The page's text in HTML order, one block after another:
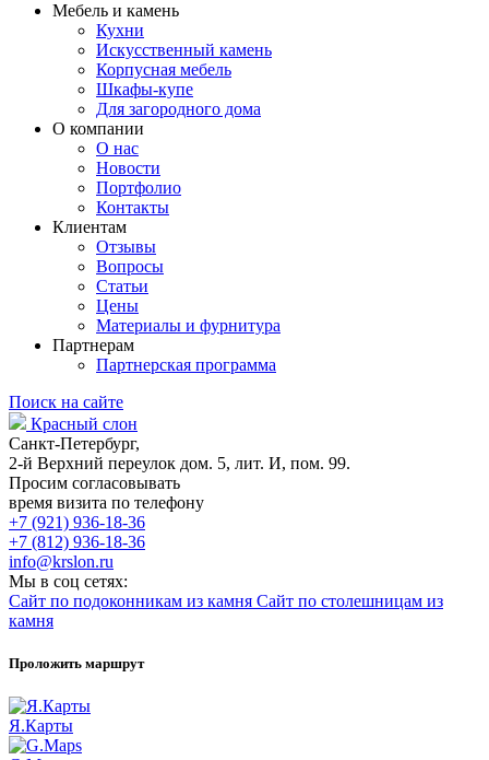
Мебель и камень
Кухни
Искусственный камень
Корпусная мебель
Шкафы-купе
Для загородного дома
О компании
О нас
Новости
Портфолио
Контакты
Клиентам
Отзывы
Вопросы
Статьи
Цены
Материалы и фурнитура
Партнерам
Партнерская программа
Поиск на сайте
Красный слон
Санкт-Петербург,
2-й Верхний переулок дом. 5, лит. И, пом. 99.
Просим согласовывать
время визита по телефону
+7 (921) 936-18-36
+7 (812) 936-18-36
info@krslon.ru
Мы в соц сетях:
Сайт по подоконникам из камня Сайт по столешницам из
камня
Проложить маршрут
Я.Карты